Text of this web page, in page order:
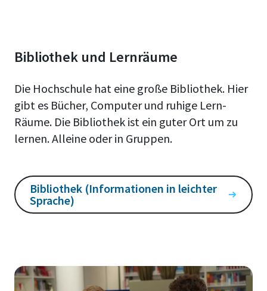
Bibliothek und Lernräume
Die Hochschule hat eine große Bibliothek. Hier
gibt es Bücher, Computer und ruhige Lern-
Räume. Die Bibliothek ist ein guter Ort um zu
lernen. Alleine oder in Gruppen.
Bibliothek (Informationen in leichter
Sprache)